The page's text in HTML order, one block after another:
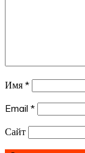
Имя *
Email *
Сайт